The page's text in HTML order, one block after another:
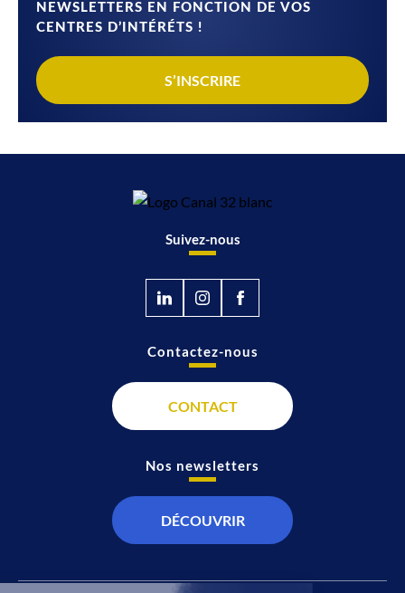
NEWSLETTERS EN FONCTION DE VOS
CENTRES D’INTÉRÉTS !
S’INSCRIRE
Suivez-nous
Contactez-nous
CONTACT
Nos newsletters
DÉCOUVRIR